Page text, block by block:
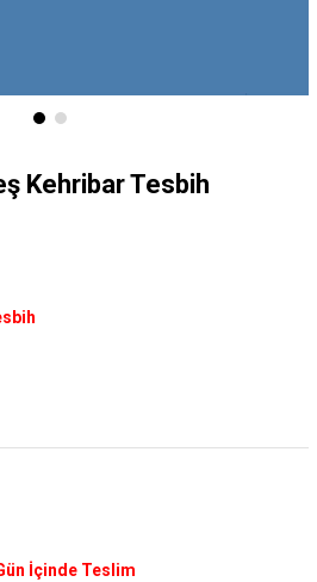
Kehribar Tesbih
İçinde Teslim